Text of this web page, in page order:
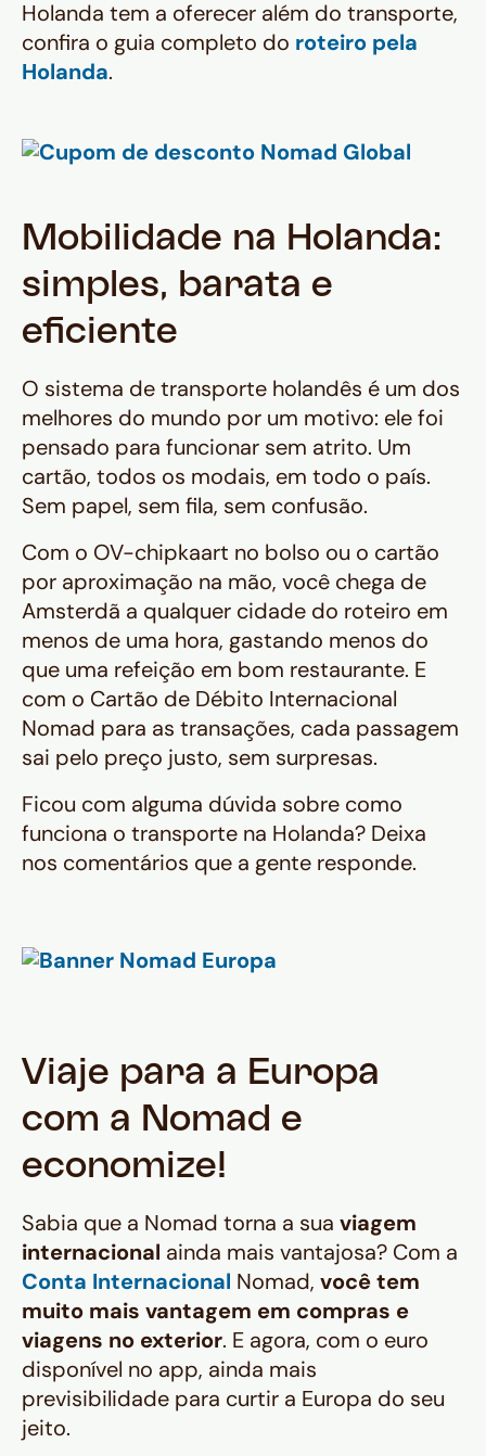
Holanda tem a oferecer além do transporte,
confira o guia completo do roteiro pela
Holanda.
Mobilidade na Holanda:
simples, barata e
eficiente
O sistema de transporte holandês é um dos
melhores do mundo por um motivo: ele foi
pensado para funcionar sem atrito. Um
cartão, todos os modais, em todo o país.
Sem papel, sem fila, sem confusão.
Com o OV-chipkaart no bolso ou o cartão
por aproximação na mão, você chega de
Amsterdã a qualquer cidade do roteiro em
menos de uma hora, gastando menos do
que uma refeição em bom restaurante. E
com o Cartão de Débito Internacional
Nomad para as transações, cada passagem
sai pelo preço justo, sem surpresas.
Ficou com alguma dúvida sobre como
funciona o transporte na Holanda? Deixa
nos comentários que a gente responde.
Viaje para a Europa
com a Nomad e
economize!
Sabia que a Nomad torna a sua viagem
internacional ainda mais vantajosa? Com a
Conta Internacional Nomad, você tem
muito mais vantagem em compras e
viagens no exterior. E agora, com o euro
disponível no app, ainda mais
previsibilidade para curtir a Europa do seu
jeito.